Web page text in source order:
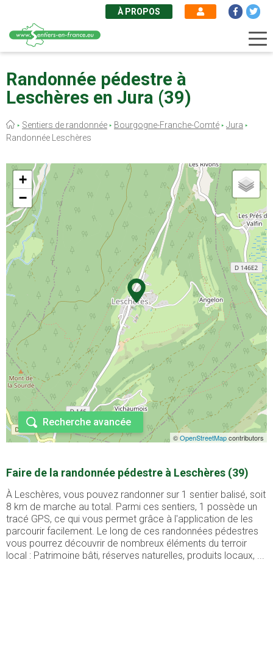
au
contenu
principal
À PROPOS
Randonnée pédestre à
Leschères en Jura (39)
Fil
d'Ariane
Sentiers de randonnée Bourgogne-Franche-Comté
Jura
Randonnée Leschères
+
−
©OpenStreetMapcontributors
Recherche avancée
Faire de la randonnée pédestre à Leschères (39)
À Leschères, vous pouvez randonner sur 1 sentier balisé, soit
8 km de marche au total. Parmi ces sentiers, 1 possède un
tracé GPS, ce qui vous permet grâce à l'application de les
parcourir facilement. Le long de ces randonnées pédestres
vous pourrez découvrir de nombreux éléments du terroir
local : Patrimoine bâti, réserves naturelles, produits locaux, ...